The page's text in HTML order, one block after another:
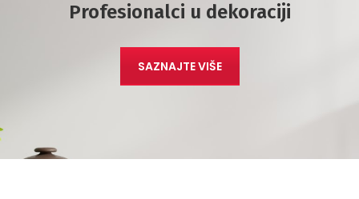
Profesionalci u dekoraciji
SAZNAJTE VIŠE